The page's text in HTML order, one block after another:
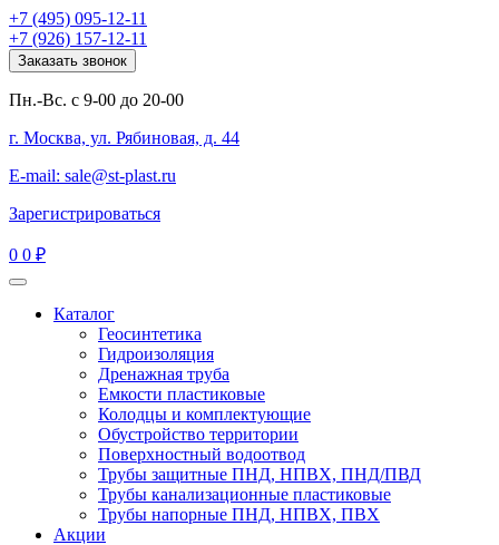
+7 (495) 095-12-11
+7 (926) 157-12-11
Заказать звонок
Пн.-Вс. с 9-00 до 20-00
г. Москва, ул. Рябиновая, д. 44
E-mail: sale@st-plast.ru
Зарегистрироваться
0 0 ₽
Каталог
Геосинтетика
Гидроизоляция
Дренажная труба
Емкости пластиковые
Колодцы и комплектующие
Обустройство территории
Поверхностный водоотвод
Трубы защитные ПНД, НПВХ, ПНД/ПВД
Трубы канализационные пластиковые
Трубы напорные ПНД, НПВХ, ПВХ
Акции